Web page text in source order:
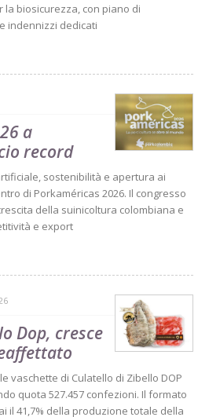
la biosicurezza, con piano di
indennizzi dedicati
a
record
sostenibilità e apertura ai
di Porkaméricas 2026. Il congresso
della suinicoltura colombiana e
e export
Dop, cresce
vaschette di Culatello di Zibello DOP
quota 527.457 confezioni. Il formato
il 41,7% della produzione totale della